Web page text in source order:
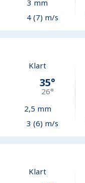
3 mm
4 (7) m/s
Klart
35°
26°
2,5 mm
3 (6) m/s
Klart